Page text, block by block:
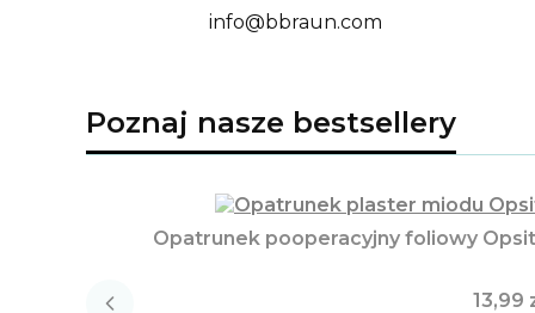
info@bbraun.com
Poznaj nasze bestsellery
Opatrunek pooperacyjny foliowy
13,99